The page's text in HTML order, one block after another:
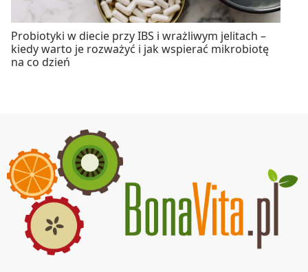
Probiotyki w diecie przy IBS i wrażliwym jelitach –
kiedy warto je rozważyć i jak wspierać mikrobiotę
na co dzień